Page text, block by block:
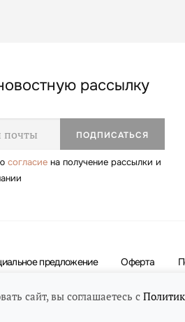
рассылку
согласиена получение рассылки и
предложение Оферта
сайт, вы соглашаетесь с